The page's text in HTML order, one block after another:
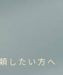
したい方へ